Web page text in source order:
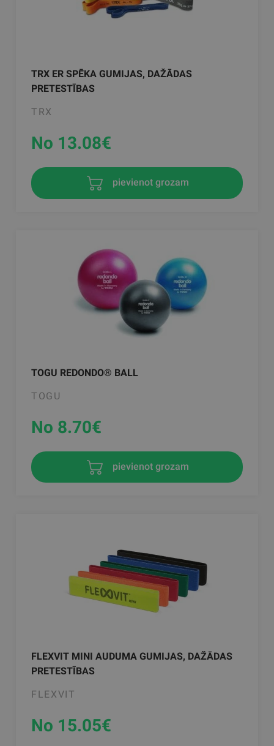
TRX ER SPĒKA GUMIJAS, DAŽĀDAS
PRETESTĪBAS
TRX
No 13.08€
pievienot grozam
TOGU REDONDO® BALL
TOGU
No 8.70€
pievienot grozam
FLEXVIT MINI AUDUMA GUMIJAS, DAŽĀDAS
PRETESTĪBAS
FLEXVIT
No 15.05€